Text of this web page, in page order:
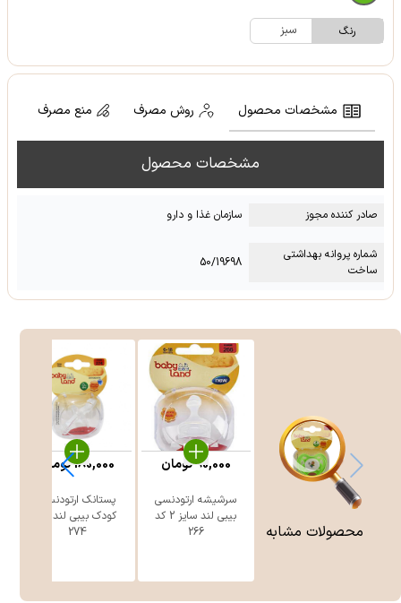
رنگ سبز
مشخصات محصول روش مصرف منع مصرف
مشخصات محصول
صادر کننده مجوز سازمان غذا و دارو
شماره پروانه بهداشتی
ساخت
50/19698
محصولات مشابه
سرشیشه ارتودنسی
بیبی لند سایز 2 کد
266
90,000تومان
پستانک ارتودنسی
کودک بیبی لند کد
274
180,000تومان